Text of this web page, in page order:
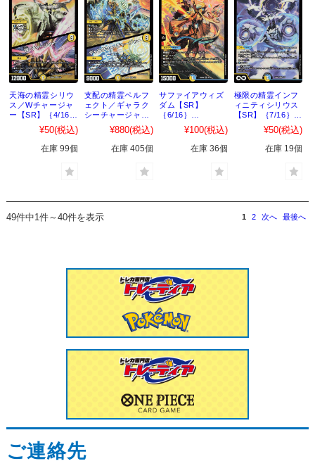
天海の精霊シリウ
ス／Wチャージャ
ー【SR】｛4/16｝
［25BD2］
¥50(税込)
在庫 99個
支配の精霊ペルフ
ェクト／ギャラク
シーチャージャー
【SR】｛5/16｝
［25BD2］
¥880(税込)
在庫 405個
サファイアウィズ
ダム【SR】
｛6/16｝
［25BD2］
¥100(税込)
在庫 36個
極限の精霊インフ
ィニティシリウス
【SR】｛7/16｝
［25BD2］
¥50(税込)
在庫 19個
49件中1件～40件を表示 1 2 次へ 最後へ
ご連絡先